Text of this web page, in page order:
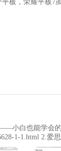
然是启用状态
小白也能学会
1.html 2.爱思助手
能从app store内